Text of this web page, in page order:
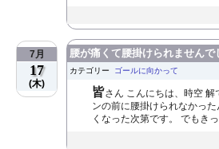
7月
17
(木)
腰が痛くて腰掛けられません
カテゴリー ゴールに向かって
皆さん こんにちは、時空
ンの前に腰掛けられなかっ
くなった次第です。 でもき